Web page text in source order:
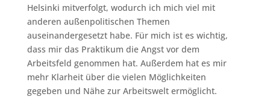
Helsinki mitverfolgt, wodurch ich mich viel mit
anderen außenpolitischen Themen
auseinandergesetzt habe. Für mich ist es wichtig,
dass mir das Praktikum die Angst vor dem
Arbeitsfeld genommen hat. Außerdem hat es mir
mehr Klarheit über die vielen Möglichkeiten
gegeben und Nähe zur Arbeitswelt ermöglicht.